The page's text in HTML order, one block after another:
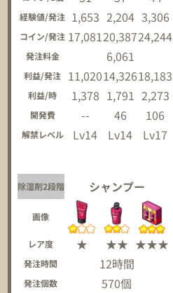
経験値/発注 1,653 2,204 3,306
コイン/発注 17,08120,38724,244
発注料金 6,061
利益/発注 11,02014,32618,183
利益/時 1,378 1,791 2,273
開発費 -- 46 106
解禁レベル Lv14 Lv14 Lv17
除湿剤2段階 シャンプー
画像
レア度 ★ ★★ ★★★
発注時間 12時間
発注個数 570個